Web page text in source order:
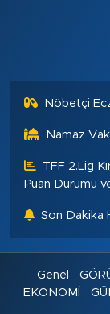
Nöbetçi
Namaz
TFF 2.Lig
Puan Durumu
Son Dakika
Genel
EKONOMİ